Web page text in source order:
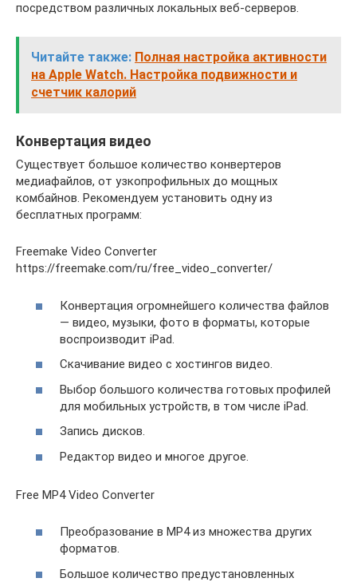
посредством различных локальных веб-серверов.
Читайте также: Полная настройка активности
на Apple Watch. Настройка подвижности и
счетчик калорий
Конвертация видео
Существует большое количество конвертеров
медиафайлов, от узкопрофильных до мощных
комбайнов. Рекомендуем установить одну из
бесплатных программ:
Freemake Video Converter
https://freemake.com/ru/free_video_converter/
Конвертация огромнейшего количества файлов
— видео, музыки, фото в форматы, которые
воспроизводит iPad.
Скачивание видео с хостингов видео.
Выбор большого количества готовых профилей
для мобильных устройств, в том числе iPad.
Запись дисков.
Редактор видео и многое другое.
Free MP4 Video Converter
Преобразование в MP4 из множества других
форматов.
Большое количество предустановленных